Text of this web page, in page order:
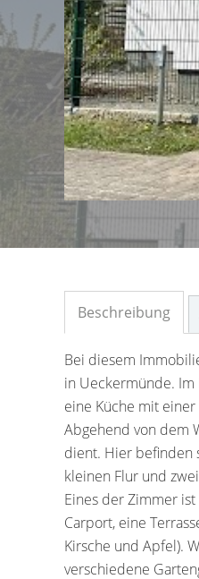
Beschreibung
Bei diesem
in Ueckermünde. Im
eine Küche mit
Abgehend von dem
dient. Hier befinden
kleinen Flur und
Eines der Zimmer
Carport, eine
Kirsche und Apfel).
verschiedene